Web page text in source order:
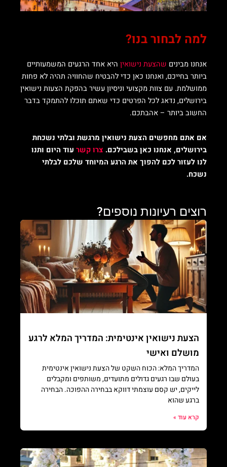
למה לבחור בנו?
אנחנו מבינים שהצעת נישואין היא אחד הרגעים המשמעותיים
ביותר בחייכם, ואנחנו כאן כדי להבטיח שהחוויה תהיה לא פחות
ממושלמת. עם צוות מקצועי וניסיון עשיר בהפקת הצעות נישואין
בירושלים, נדאג לכל הפרטים כדי שאתם תוכלו להתמקד בדבר
החשוב ביותר – אהבתכם.
אם אתם מחפשים הצעת נישואין מרגשת ובלתי נשכחת
בירושלים, אנחנו כאן בשבילכם. צרו קשר עוד היום ותנו
לנו לעזור לכם להפוך את הרגע המיוחד שלכם לבלתי
נשכח.
רוצים רעיונות נוספים?
הצעת נישואין אינטימית: המדריך המלא לרגע
מושלם ואישי
המדריך המלא: הכוח השקט של הצעת נישואין אינטימית
בעולם שבו רגעים גדולים מתועדים, משותפים ומקבלים
לייקים, יש קסם עוצמתי דווקא בבחירה ההפוכה. הבחירה
ברגע שהוא
קרא עוד »